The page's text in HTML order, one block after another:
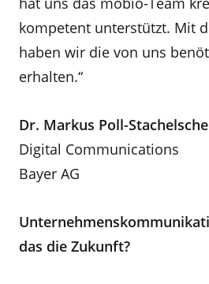
kompetent unterstützt. Mit
haben wir die von uns
erhalten.“
Dr. Markus Poll-
Digital Communications
Bayer AG
das die Zukunft?